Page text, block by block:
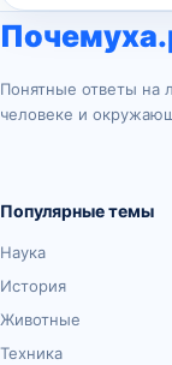
Понятные ответы
человеке и
Популярные темы
Наука
История
Животные
Техника